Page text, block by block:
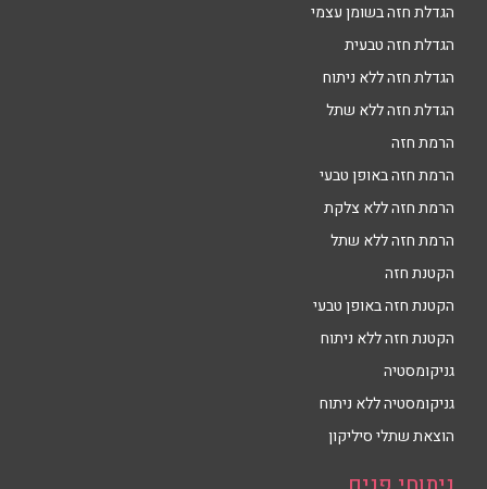
הגדלת חזה בשומן עצמי
הגדלת חזה טבעית
הגדלת חזה ללא ניתוח
הגדלת חזה ללא שתל
הרמת חזה
הרמת חזה באופן טבעי
הרמת חזה ללא צלקת
הרמת חזה ללא שתל
הקטנת חזה
הקטנת חזה באופן טבעי
הקטנת חזה ללא ניתוח
גניקומסטיה
גניקומסטיה ללא ניתוח
הוצאת שתלי סיליקון